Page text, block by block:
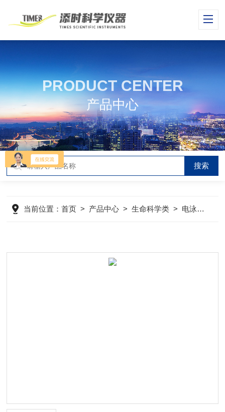
PRODUCT CENTER
产品中心
当前位置：首页 > 产品中心 >生命科学类 > 电泳仪